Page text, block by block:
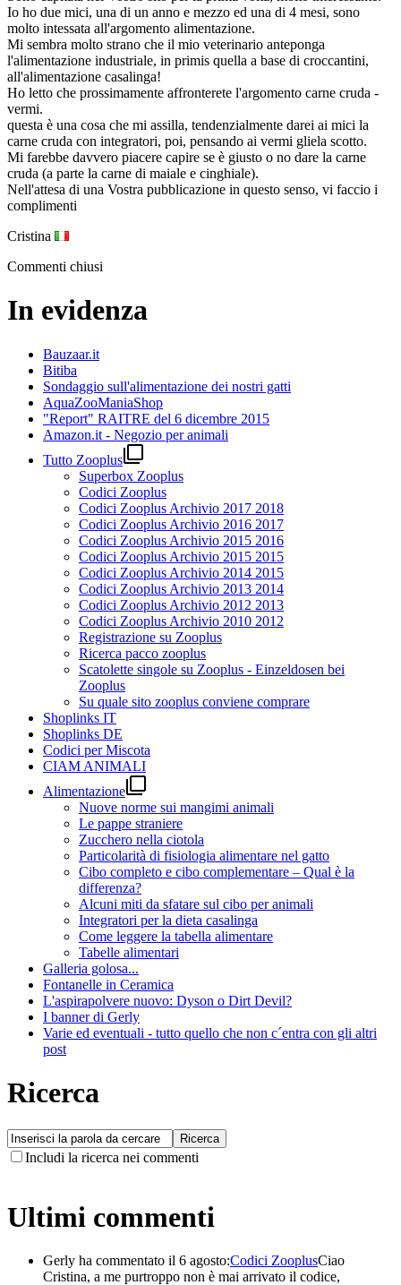
Io ho due mici, una di un anno e mezzo ed una di 4 mesi, sono
molto intessata all'argomento alimentazione.
Mi sembra molto strano che il mio veterinario anteponga
l'alimentazione industriale, in primis quella a base di croccantini,
all'alimentazione casalinga!
Ho letto che prossimamente affronterete l'argomento carne cruda -
vermi.
questa è una cosa che mi assilla, tendenzialmente darei ai mici la
carne cruda con integratori, poi, pensando ai vermi gliela scotto.
Mi farebbe davvero piacere capire se è giusto o no dare la carne
cruda (a parte la carne di maiale e cinghiale).
Nell'attesa di una Vostra pubblicazione in questo senso, vi faccio i
complimenti
Cristina
Commenti chiusi
In evidenza
Bauzaar.it
Bitiba
Sondaggio sull'alimentazione dei nostri gatti
AquaZooManiaShop
"Report" RAITRE del 6 dicembre 2015
Amazon.it - Negozio per animali
Tutto Zooplus
Superbox Zooplus
Codici Zooplus
Codici Zooplus Archivio 2017 2018
Codici Zooplus Archivio 2016 2017
Codici Zooplus Archivio 2015 2016
Codici Zooplus Archivio 2015 2015
Codici Zooplus Archivio 2014 2015
Codici Zooplus Archivio 2013 2014
Codici Zooplus Archivio 2012 2013
Codici Zooplus Archivio 2010 2012
Registrazione su Zooplus
Ricerca pacco zooplus
Scatolette singole su Zooplus - Einzeldosen bei
Zooplus
Su quale sito zooplus conviene comprare
Shoplinks IT
Shoplinks DE
Codici per Miscota
CIAM ANIMALI
Alimentazione
Nuove norme sui mangimi animali
Le pappe straniere
Zucchero nella ciotola
Particolarità di fisiologia alimentare nel gatto
Cibo completo e cibo complementare – Qual è la
differenza?
Alcuni miti da sfatare sul cibo per animali
Integratori per la dieta casalinga
Come leggere la tabella alimentare
Tabelle alimentari
Galleria golosa...
Fontanelle in Ceramica
L'aspirapolvere nuovo: Dyson o Dirt Devil?
I banner di Gerly
Varie ed eventuali - tutto quello che non c´entra con gli altri
post
Ricerca
Includi la ricerca nei commenti
Ultimi commenti
Gerly ha commentato il 6 agosto:Codici ZooplusCiao
Cristina, a me purtroppo non è mai arrivato il codice,